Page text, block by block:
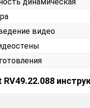
динамическая
видео
RV49.22.088